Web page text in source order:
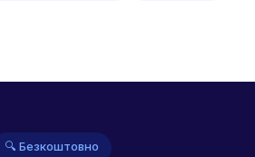
🔍 Безкоштовно